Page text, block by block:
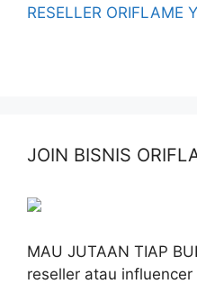
RESELLER ORIFLAME
JOIN BISNIS
MAU JUTAAN TIAP
reseller atau